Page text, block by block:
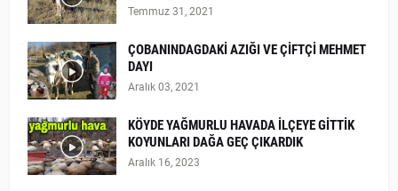
Temmuz 31, 2021
ÇOBANINDAGDAKİ AZIĞI VE ÇİFTÇİ MEHMET
DAYI
Aralık 03, 2021
KÖYDE YAĞMURLU HAVADA İLÇEYE GİTTİK
KOYUNLARI DAĞA GEÇ ÇIKARDIK
Aralık 16, 2023